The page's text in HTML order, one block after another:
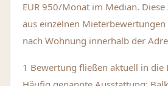
EUR 950/Monat im Median.
aus einzelnen
nach Wohnung innerhalb der
1 Bewertung fließen aktuell in die